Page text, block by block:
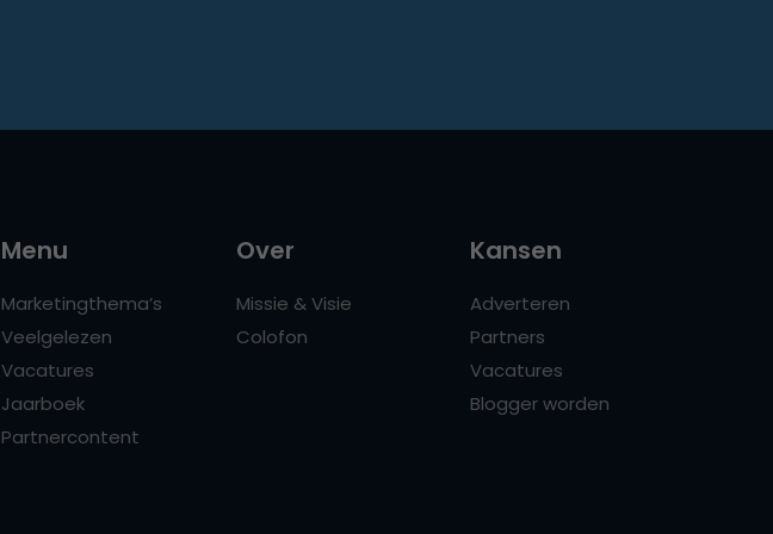
Menu
Marketingthema’s
Veelgelezen
Vacatures
Jaarboek
Partnercontent
Over
Missie & Visie
Colofon
Kansen
Adverteren
Partners
Vacatures
Blogger worden